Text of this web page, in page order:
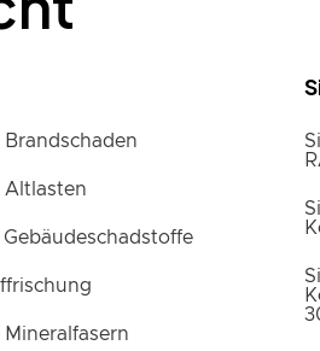
Brandschaden
Altlasten
Gebäudeschadstoffe
Mineralfasern